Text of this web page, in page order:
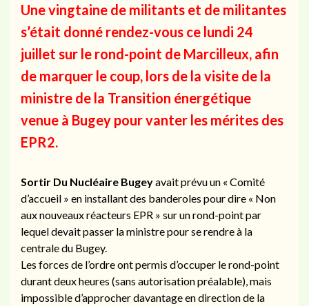
Une vingtaine de militants et de militantes
s’était donné rendez-vous ce lundi 24
juillet sur le rond-point de Marcilleux, afin
de marquer le coup, lors de la visite de la
ministre de la Transition énergétique
venue à Bugey pour vanter les mérites des
EPR2.
Sortir Du Nucléaire Bugeyavait prévu un « Comité
d’accueil » en installant des banderoles pour dire « Non
aux nouveaux réacteurs EPR » sur un rond-point par
lequel devait passer la ministre pour se rendre à la
centrale du Bugey.
Les forces de l’ordre ont permis d’occuper le rond-point
durant deux heures (sans autorisation préalable), mais
impossible d’approcher davantage en direction de la